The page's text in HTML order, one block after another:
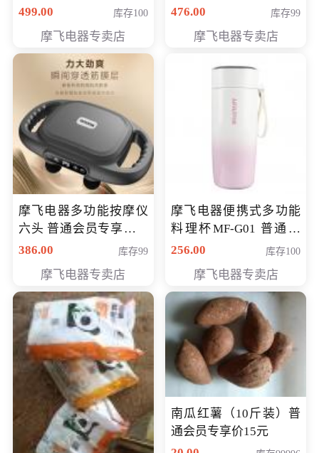
元
499.00 库存100
摩飞电器专卖店
价298元
476.00 库存99
摩飞电器专卖店
摩飞电器多功能按摩仪
六头 普通会员专享价格
199元
386.00 库存99
摩飞电器专卖店
摩飞电器便携式多功能
料理杯MF-G01 普通会
员专享价格118元
256.00 库存100
摩飞电器专卖店
南瓜红薯（10斤装）普
通会员专享价15元